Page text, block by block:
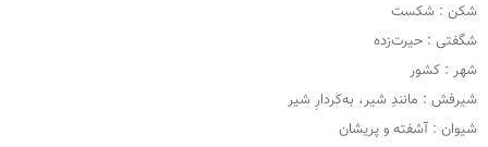
شکن : شکست
شگفتی : حیرت‌زده
شهر : کشور
شیرفش : مانندِ شیر، به‌کردارِ شیر
شیوان : آشفته و پریشان